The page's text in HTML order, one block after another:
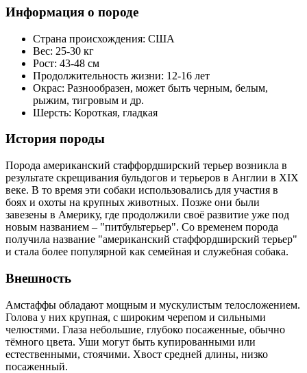
Информация о породе
Страна происхождения: США
Вес: 25-30 кг
Рост: 43-48 см
Продолжительность жизни: 12-16 лет
Окрас: Разнообразен, может быть черным, белым,
рыжим, тигровым и др.
Шерсть: Короткая, гладкая
История породы
Порода американский стаффордширский терьер возникла в
результате скрещивания бульдогов и терьеров в Англии в XIX
веке. В то время эти собаки использовались для участия в
боях и охоты на крупных животных. Позже они были
завезены в Америку, где продолжили своё развитие уже под
новым названием – "питбультерьер". Со временем порода
получила название "американский стаффордширский терьер"
и стала более популярной как семейная и служебная собака.
Внешность
Амстаффы обладают мощным и мускулистым телосложением.
Голова у них крупная, с широким черепом и сильными
челюстями. Глаза небольшие, глубоко посаженные, обычно
тёмного цвета. Уши могут быть купированными или
естественными, стоячими. Хвост средней длины, низко
посаженный.